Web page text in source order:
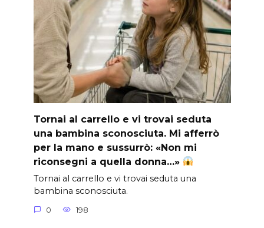
Tornai al carrello e vi trovai seduta
una bambina sconosciuta. Mi afferrò
per la mano e sussurrò: «Non mi
riconsegni a quella donna…»
Tornai al carrello e vi trovai seduta una
bambina sconosciuta.
0 198